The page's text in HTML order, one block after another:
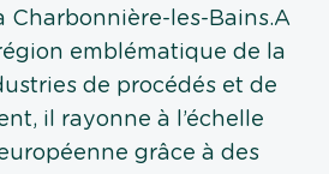
Charbonnière-les-Bains.A
emblématique de la
de procédés et de
il rayonne à l’échelle
grâce à des